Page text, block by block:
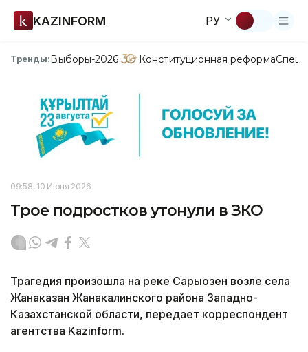
KAZINFORM РУ
Тренды:Выборы-2026 Конституционная реформа
09:58, 10 Июня 2026
Трое подростков утонули в ЗКО
Трагедия произошла на реке Сарыозен возле села
Жанаказан Жанакалинского района Западно-
Казахстанской области, передает корреспондент
агентства Kazinform.